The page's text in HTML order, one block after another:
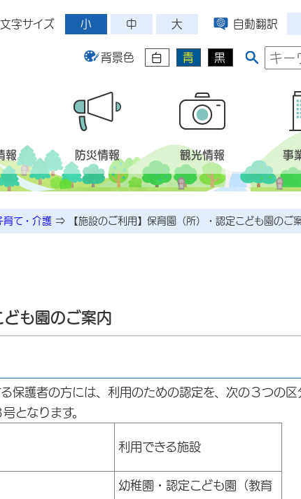
文字サイズ
小 中 大 自動翻訳
背景色 白 青 黒
報 防災情報 観光情報 事
育て・介護 ⇒ 【施設のご利用】保育園（所）・認定こども園のご
ども園のご案内
保護者の方には、利用のための認定を、次の３つの
となります。
利用できる施設
幼稚園・認定こども園（教育